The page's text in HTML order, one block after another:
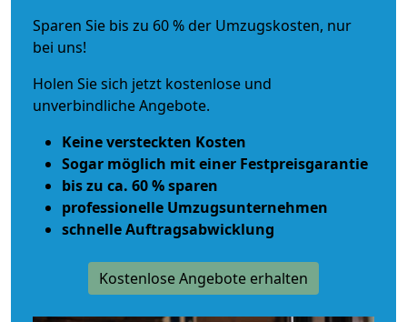
Sparen Sie bis zu 60 % der Umzugskosten, nur
bei uns!
Holen Sie sich jetzt kostenlose und
unverbindliche Angebote.
Keine versteckten Kosten
Sogar möglich mit einer Festpreisgarantie
bis zu ca. 60 % sparen
professionelle Umzugsunternehmen
schnelle Auftragsabwicklung
Kostenlose Angebote erhalten